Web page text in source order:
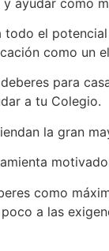
el
como un
para
a tu Colegio.
la gran
como
a las